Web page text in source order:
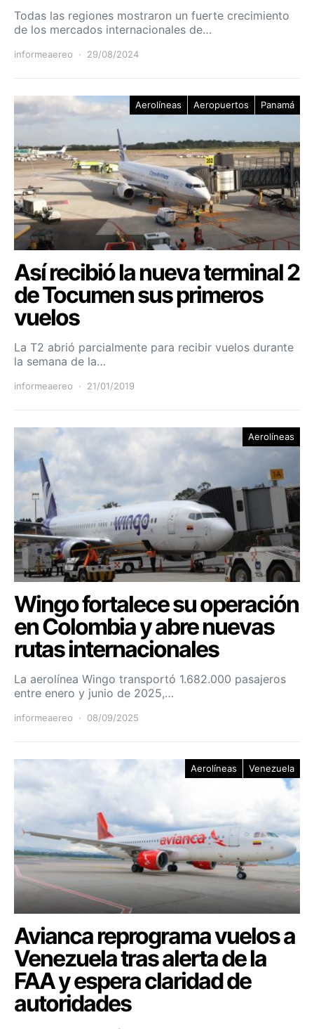
Todas las regiones mostraron un fuerte crecimiento
de los mercados internacionales de…
informeaereo 29/08/2024
Aerolíneas Aeropuertos Panamá
Así recibió la nueva terminal 2
de Tocumen sus primeros
vuelos
La T2 abrió parcialmente para recibir vuelos durante
la semana de la…
informeaereo 21/01/2019
Aerolíneas
Wingo fortalece su operación
en Colombia y abre nuevas
rutas internacionales
La aerolínea Wingo transportó 1.682.000 pasajeros
entre enero y junio de 2025,…
informeaereo 08/09/2025
Aerolíneas Venezuela
Avianca reprograma vuelos a
Venezuela tras alerta de la
FAA y espera claridad de
autoridades